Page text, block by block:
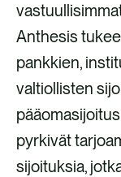
Anthesis
pankkien,
valtiollisten
pyrkivät
sijoituksia,